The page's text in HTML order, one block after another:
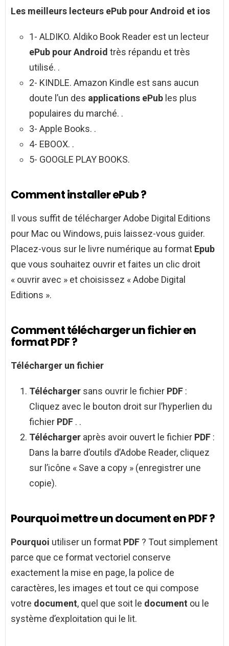
Les meilleurs lecteurs ePub pour Android et ios
1- ALDIKO. Aldiko Book Reader est un lecteur
ePub pour Android très répandu et très
utilisé. .
2- KINDLE. Amazon Kindle est sans aucun
doute l’un des applications ePub les plus
populaires du marché. .
3- Apple Books. .
4- EBOOX. .
5- GOOGLE PLAY BOOKS.
Comment installer ePub ?
Il vous suffit de télécharger Adobe Digital Editions
pour Mac ou Windows, puis laissez-vous guider.
Placez-vous sur le livre numérique au format Epub
que vous souhaitez ouvrir et faites un clic droit
« ouvrir avec » et choisissez « Adobe Digital
Editions ».
Comment télécharger un fichier en
format PDF ?
Télécharger un fichier
Télécharger sans ouvrir le fichier PDF :
Cliquez avec le bouton droit sur l’hyperlien du
fichier PDF . .
Télécharger après avoir ouvert le fichier PDF :
Dans la barre d’outils d’Adobe Reader, cliquez
sur l’icône « Save a copy » (enregistrer une
copie).
Pourquoi mettre un document en PDF ?
Pourquoi utiliser un format PDF ? Tout simplement
parce que ce format vectoriel conserve
exactement la mise en page, la police de
caractères, les images et tout ce qui compose
votre document, quel que soit le document ou le
système d’exploitation qui le lit.